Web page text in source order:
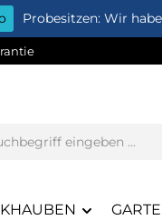
Probesitzen: Wir